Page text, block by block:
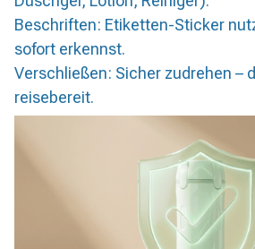
Beschriften: Etiketten-Sticker
sofort erkennst.
Verschließen: Sicher zudrehen –
reisebereit.